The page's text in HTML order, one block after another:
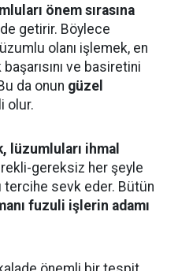
önem sırasına
getirir. Böylece
olanı işlemek, en
ve basiretini
da onun güzel
olur.
lüzumluları ihmal
gereksiz her şeyle
tercihe sevk eder. Bütün
fuzuli işlerin adamı